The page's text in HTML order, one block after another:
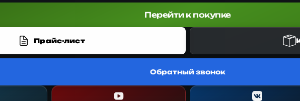
Перейти к покупке
Прайс-лист
Обратный звонок